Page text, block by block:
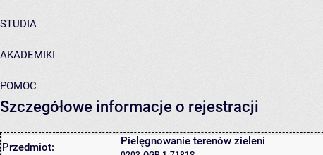
STUDIA
AKADEMIKI
POMOC
Szczegółowe informacje o rejestracji
Przedmiot: Pielęgnowanie terenów zieleni